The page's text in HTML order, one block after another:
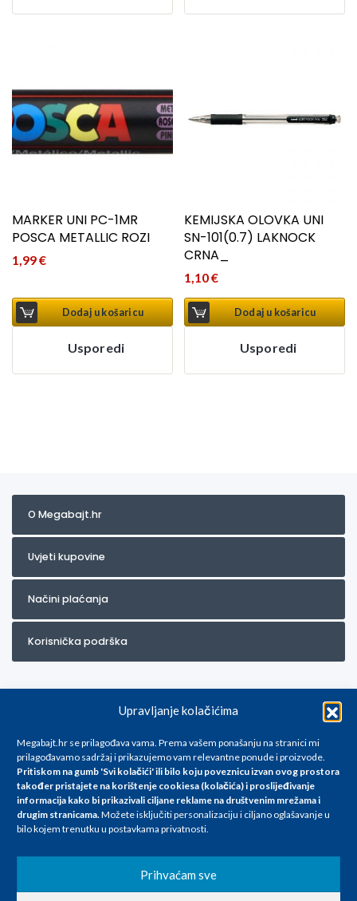
Upravljanje kolačićima
Megabajt.hr se prilagođava vama. Prema vašem ponašanju na stranici mi
prilagođavamo sadržaj i prikazujemo vam relevantne ponude i proizvode.
Pritiskom na gumb 'Svi kolačići' ili bilo koju poveznicu izvan ovog prostora
također pristajete na korištenje cookiesa (kolačića) i proslijeđivanje
informacija kako bi prikazivali ciljane reklame na društvenim mrežama i
drugim stranicama.Možete isključiti personalizaciju i ciljano oglašavanje u
bilo kojem trenutku u postavkama privatnosti.
Prihvaćam sve
MARKER UNI PC-1MR
POSCA METALLIC ROZI
1,99€
Dodaj u košaricu
Usporedi
KEMIJSKA OLOVKA UNI
SN-101(0.7) LAKNOCK
CRNA_
1,10€
Dodaj u košaricu
Usporedi
O Megabajt.hr
Uvjeti kupovine
Načini plaćanja
Korisnička podrška
Za artikle kojih trenutno nema u ponudi obratite nam se na
info@megabajt.hr. Sve cijene su informativnog karaktera i podložne su
promjenama, a
iskazane su za avansno plaćanje(gotovina) u Eurima i uključuju PDV. Sve
se razlikovati od cijena u našim poslovnicama. Trudimo se dati što bolji
i točniji opis i sliku. Unatoč tome, ne možemo garantirati da su svi